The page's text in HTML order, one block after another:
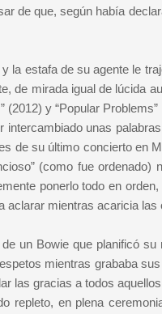
de que, según había
la estafa de su agente le
de mirada igual de lúcida
(2012) y “Popular
intercambiado unas
de su último concierto en
(como fue
ponerlo todo en
aclarar mientras acaricia
un Bowie que planificó
mientras grababa
las gracias a todos
repleto, en plena